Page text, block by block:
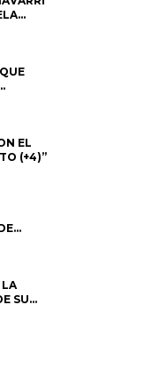
“UNA
EL
(+4)”
DE
UN
LA
SU